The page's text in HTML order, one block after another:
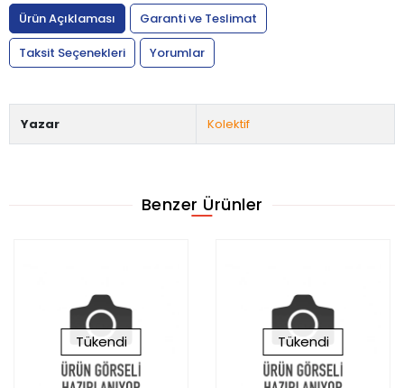
Ürün Açıklaması
Garanti ve Teslimat
Taksit Seçenekleri
Yorumlar
Yazar Kolektif
Benzer Ürünler
Tükendi Tükendi